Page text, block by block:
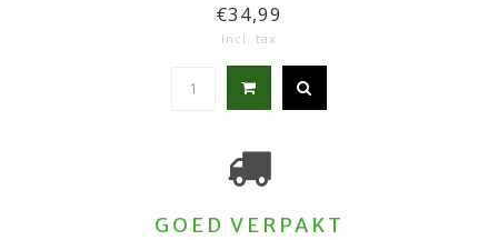
€34,99
Incl. tax
GOED VERPAKT